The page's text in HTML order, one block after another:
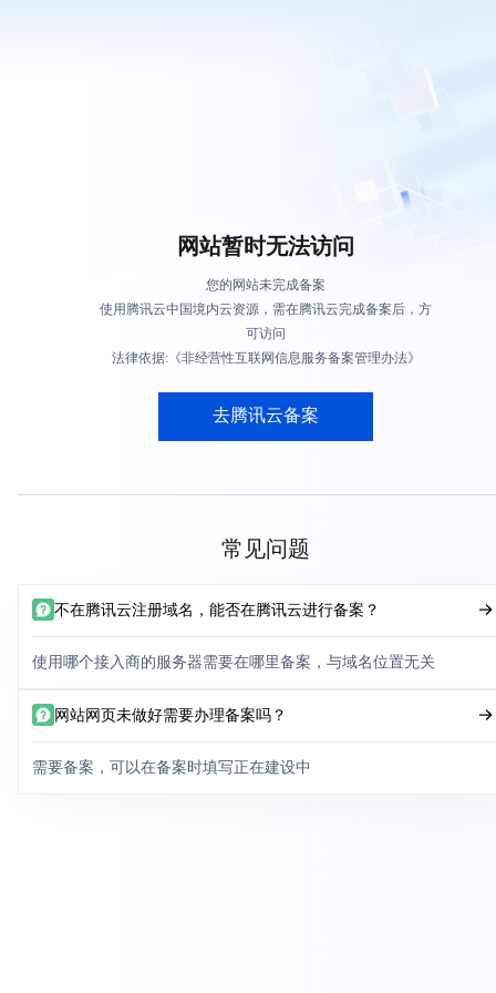
网站暂时无法访问
您的网站未完成备案
使用腾讯云中国境内云资源，需在腾讯云完成备案后，方
可访问
法律依据:《非经营性互联网信息服务备案管理办法》
去腾讯云备案
常见问题
不在腾讯云注册域名，能否在腾讯云进行备案？
使用哪个接入商的服务器需要在哪里备案，与域名位置无关
网站网页未做好需要办理备案吗？
需要备案，可以在备案时填写正在建设中